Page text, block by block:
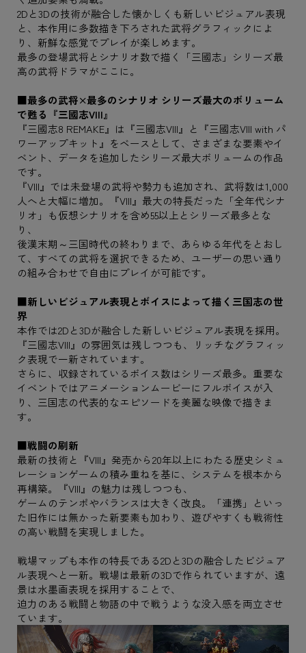
2Dと3Dの技術が融合した懐かしくも新しいビジュアル表現
と、本作用に多数描き下ろされた武将グラフィックによ
り、新鮮な感覚でプレイが楽しめます。
最多の登場武将とシナリオ数で描く「三國志」シリーズ最
高の武将ドラマがここに。
■最多の武将×最多のシナリオ シリーズ最大のボリューム
で甦る『三國志VIII』
『三國志8 REMAKE』は『三國志VIII』と『三國志VIII with パ
ワーアップキット』をベースとして、さまざまな要素やイ
ベント、データを追加したシリーズ最大ボリュームの作品
です。
『VIII』では未登場の武将や勢力も追加され、武将数は1,000
人へと大幅に増加。『VIII』最大の特長だった「全年代シナ
リオ」も仮想シナリオを含め55以上とシリーズ最多とな
り、
後漢末期～三国時代の終わりまで、あらゆる年代をとおし
て、すべての武将を選択できるため、ユーザーの思い通り
の組み合わせで自由にプレイが可能です。
■新しいビジュアル表現とボイスによって描く三国志の世
界
本作では2Dと3Dが融合した新しいビジュアル表現を採用。
『三國志VIII』の雰囲気は残しつつも、リッチなグラフィッ
ク表現で一新されています。
さらに、収録されているボイス数はシリーズ最多。重要な
イベントではアニメーションムービーにフルボイスが入
り、三国志の代表的なエピソードを美麗な映像で描きま
す。
■戦闘の刷新
最新の技術と『VIII』発売から20年以上にわたる歴史シミュ
レーションゲームの積み重ねを基に、システムを根本から
再構築。『VIII』の魅力は残しつつも、
ゲームのテンポやバランスは大きく改良。「連携」といっ
た旧作には無かった新要素も加わり、遊びやすくも戦術性
の高い戦闘を実現しました。
戦場マップも本作の特長である2Dと3Dの融合したビジュア
ル表現へと一新。戦場は最新の3Dで作られていますが、遠
景は水墨画表現を採用することで、
迫力のある戦闘と物語の中で戦うような没入感を両立させ
ています。